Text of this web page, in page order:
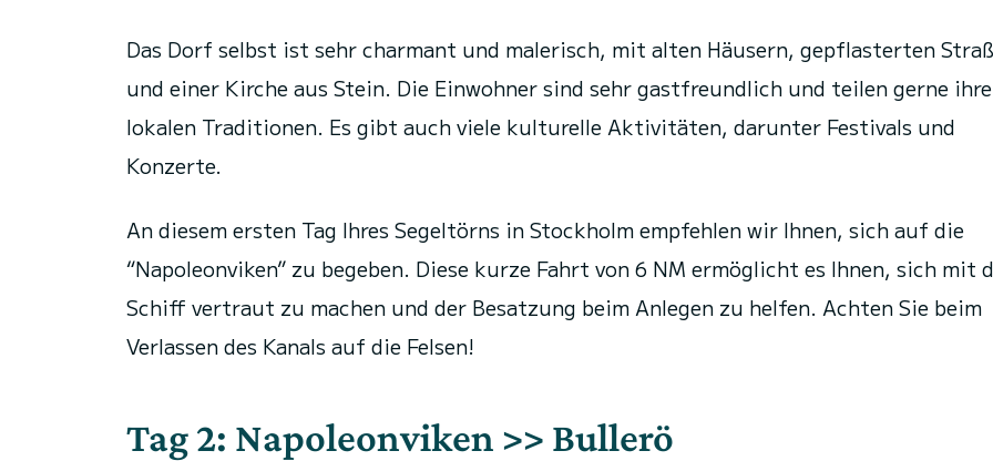
Das Dorf selbst ist sehr charmant und malerisch, mit alten Häusern, gepflasterten
und einer Kirche aus Stein. Die Einwohner sind sehr gastfreundlich und teilen gerne ihre
lokalen Traditionen. Es gibt auch viele kulturelle Aktivitäten, darunter Festivals und
Konzerte.
An diesem ersten Tag Ihres Segeltörns in Stockholm empfehlen wir Ihnen, sich auf die
“Napoleonviken” zu begeben. Diese kurze Fahrt von 6 NM ermöglicht es Ihnen, sich mit
Schiff vertraut zu machen und der Besatzung beim Anlegen zu helfen. Achten Sie beim
Verlassen des Kanals auf die Felsen!
Tag 2: Napoleonviken >> Bullerö